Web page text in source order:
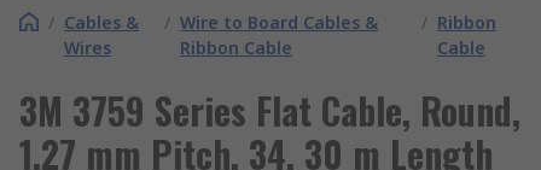
/ Cables &
Wires
/ Wire to Board Cables &
Ribbon Cable
/ Ribbon
Cable
3M 3759 Series Flat Cable, Round,
1.27 mm Pitch, 34, 30 m Length